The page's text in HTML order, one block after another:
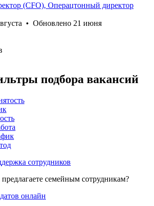
(CFO), Операцтонный директор
• Обновлено 21 июня
подбора вакансий
сотрудников
семейным сотрудникам?
онлайн